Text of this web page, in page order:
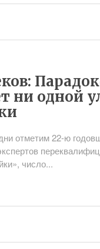
ни одной
отметим 22-ю
число...